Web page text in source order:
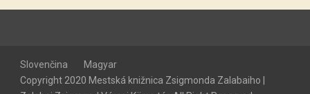
Slovenčina
Magyar
Copyright 2020 Mestská knižnica Zsigmonda Zalabaiho |